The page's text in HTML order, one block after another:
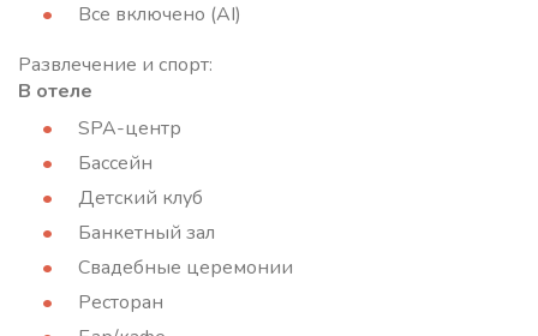
Все включено (AI)
Развлечение и спорт:
В отеле
SPA-центр
Бассейн
Детский клуб
Банкетный зал
Свадебные церемонии
Ресторан